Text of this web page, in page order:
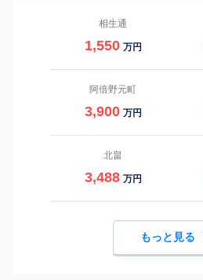
相生通
1,550 万円
阿倍野元町
3,900 万円
北畠
3,488 万円
もっと見る